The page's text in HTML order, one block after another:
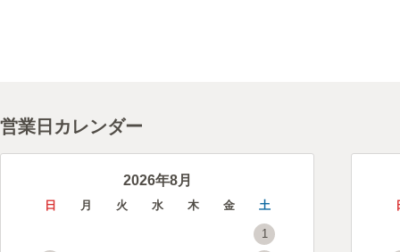
営業日カレンダー
2026年8月
日 月 火 水 木 金 土
1